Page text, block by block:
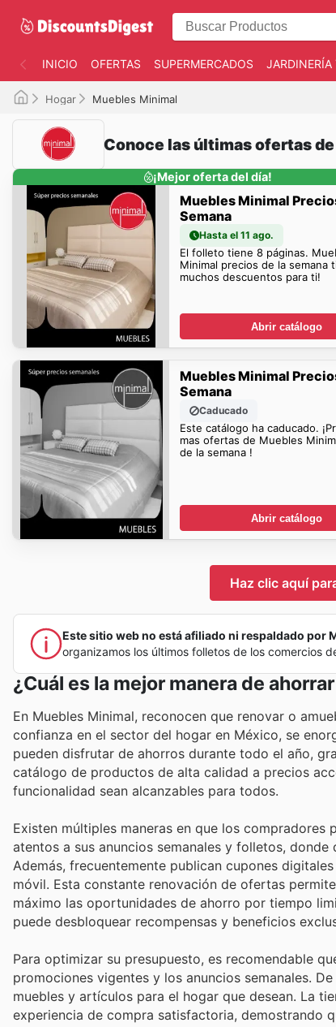
INICIO OFERTAS SUPERMERCADOS
Hogar Muebles Minimal
Conoce las últimas ofertas
¡Mejor oferta del día!
Muebles Minimal
Semana
Hasta el 11 ago.
El folleto tiene 8 páginas.
Minimal precios de la semana tiene
muchos descuentos para ti!
Abrir catálogo
Muebles Minimal
Semana
Caducado
Este catálogo ha caducado.
mas ofertas de Muebles
de la semana !
Abrir catálogo
Haz clic aquí
Este sitio web no está afiliado ni respaldado por
organizamos los últimos folletos de los comercios
¿Cuál es la mejor manera de
En Muebles Minimal, reconocen que renovar o
confianza en el sector del hogar en México, se
pueden disfrutar de ahorros durante todo el año,
catálogo de productos de alta calidad a precios
funcionalidad sean alcanzables para todos.
Existen múltiples maneras en que los compradores
atentos a sus anuncios semanales y folletos,
Además, frecuentemente publican cupones
móvil. Esta constante renovación de ofertas
máximo las oportunidades de ahorro por tiempo
puede desbloquear recompensas y beneficios
Para optimizar su presupuesto, es recomendable
promociones vigentes y los anuncios semanales.
muebles y artículos para el hogar que desean. La
experiencia de compra satisfactoria, demostrando